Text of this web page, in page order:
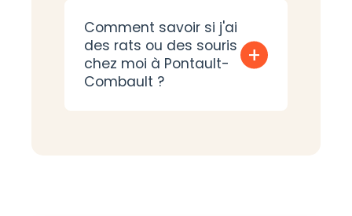
Comment savoir si j'ai
des rats ou des souris
chez moi à Pontault-
Combault ?
+